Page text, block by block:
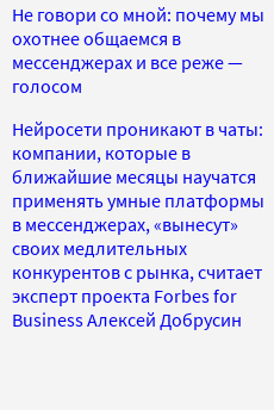
Не говори со мной: почему мы
охотнее общаемся в
мессенджерах и все реже —
голосом
Нейросети проникают в чаты:
компании, которые в
ближайшие месяцы научатся
применять умные платформы
в мессенджерах, «вынесут»
своих медлительных
конкурентов с рынка, считает
эксперт проекта Forbes for
Business Алексей Добрусин